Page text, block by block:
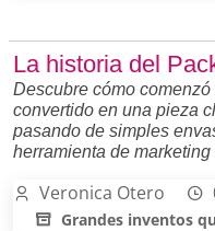
La historia del
Descubre cómo
convertido en una pieza
pasando de simples
herramienta de marketing
Veronica Otero
Grandes inventos